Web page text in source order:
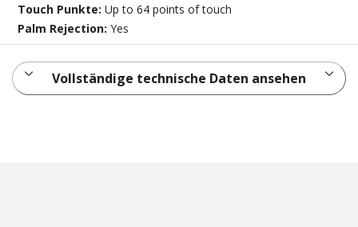
Touch Punkte:Up to 64 points of touch
Palm Rejection:Yes
Vollständige technische Daten ansehen